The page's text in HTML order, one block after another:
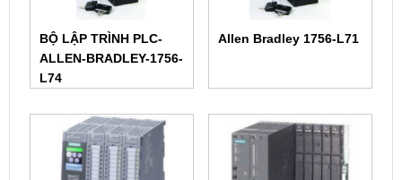
BỘ LẬP TRÌNH PLC-
ALLEN-BRADLEY-1756-
L74
Allen Bradley 1756-L71